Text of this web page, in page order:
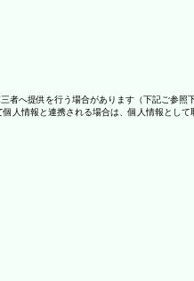
へ提供を行う場合があります（下記ご参照下
人情報と連携される場合は、個人情報として